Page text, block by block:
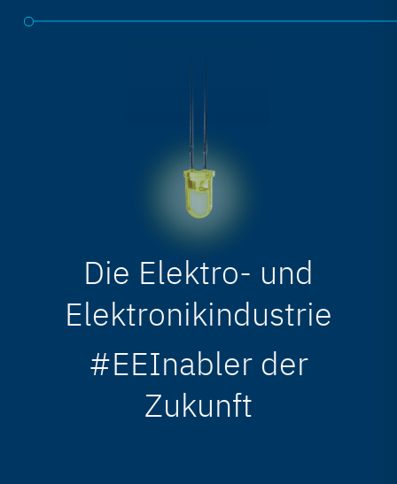
Die Elektro- und
Elektronikindustrie
#EEInabler der
Zukunft